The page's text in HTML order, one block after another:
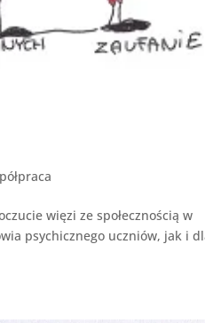
więzi ze społecznością w
psychicznego uczniów, jak i